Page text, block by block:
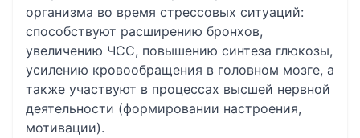
организма во время стрессовых ситуаций:
способствуют расширению бронхов,
увеличению ЧСС, повышению синтеза глюкозы,
усилению кровообращения в головном мозге, а
также участвуют в процессах высшей нервной
деятельности (формировании настроения,
мотивации).